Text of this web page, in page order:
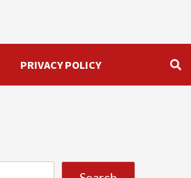
PRIVACY POLICY